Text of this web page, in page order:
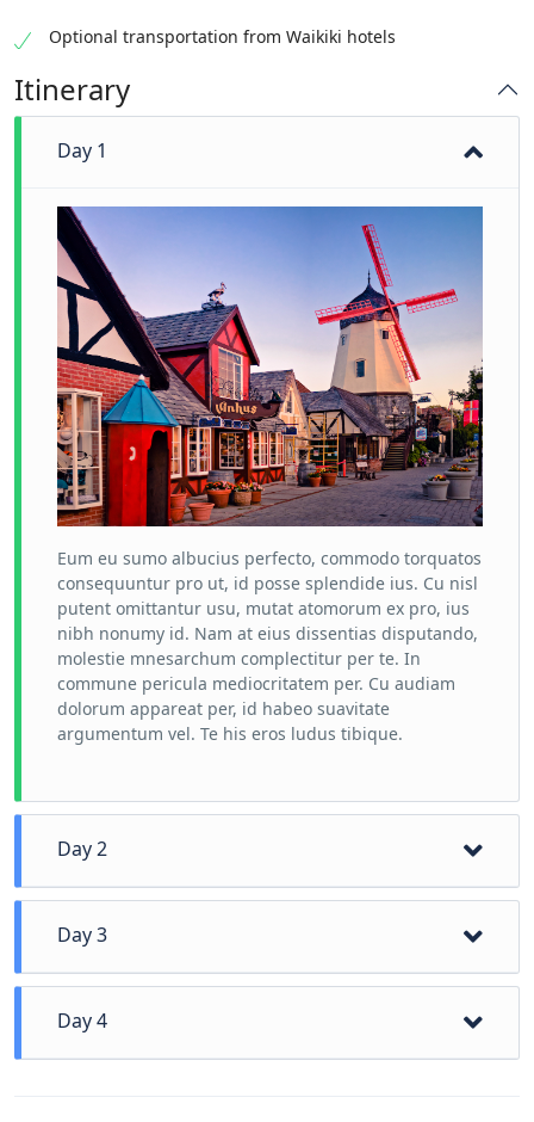
Optional transportation from Waikiki hotels
Itinerary
Day 1
Eum eu sumo albucius perfecto, commodo torquatos
consequuntur pro ut, id posse splendide ius. Cu nisl
putent omittantur usu, mutat atomorum ex pro, ius
nibh nonumy id. Nam at eius dissentias disputando,
molestie mnesarchum complectitur per te. In
commune pericula mediocritatem per. Cu audiam
dolorum appareat per, id habeo suavitate
argumentum vel. Te his eros ludus tibique.
Day 2
Day 3
Day 4